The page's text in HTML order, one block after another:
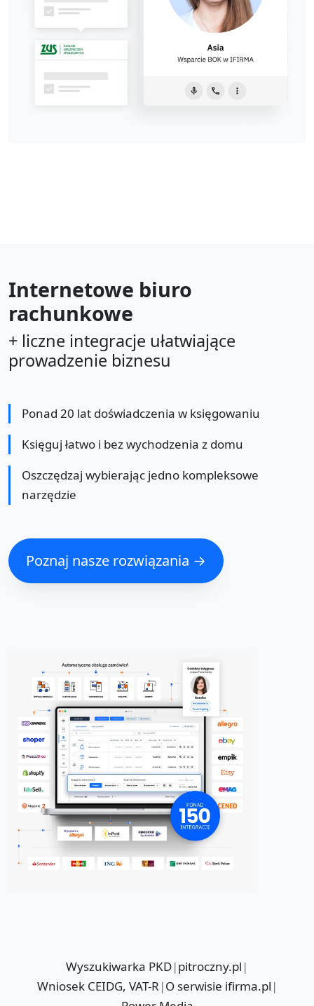
Internetowe biuro
rachunkowe
+ liczne integracje ułatwiające
prowadzenie biznesu
Ponad 20 lat doświadczenia w księgowaniu
Księguj łatwo i bez wychodzenia z domu
Oszczędzaj wybierając jedno kompleksowe
narzędzie
Poznaj nasze rozwiązania →
Wyszukiwarka PKD|pitroczny.pl |
Wniosek CEIDG, VAT-R |O serwisie ifirma.pl |